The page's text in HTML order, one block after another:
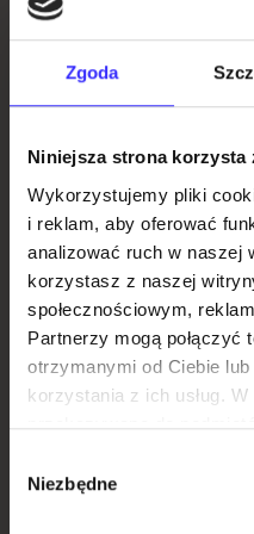
Zgoda
Niniejsza strona korzysta
Wykorzystujemy pliki
i reklam, aby oferować
analizować ruch w naszej
korzystasz z naszej
społecznościowym,
Partnerzy mogą połączyć
otrzymanymi od Ciebie
korzystania z ich usług.
przekazywane do
dobrowolna, nie jest
strony internetowej i
zgody
Niezbędne
pisarski
Warsztat
y dramat
opisarski
e
Katalog
od 17 lat
Zalecana na scenę
dramatyczną
Rok powstania tekstu
opracowanie
Katarzyna Żylińska
Obsada
(St)Funny; TrinQl;
Streszczenie
Spod stołu w knajpie
trzy postaci. Dwie
zmęczone zeszłonocną